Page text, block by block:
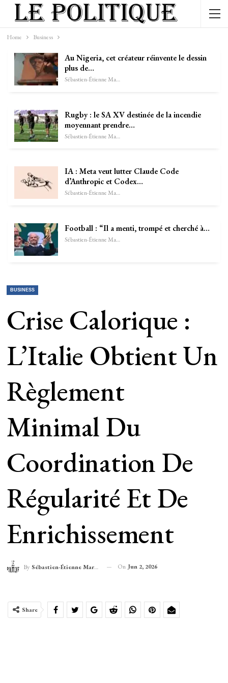
Home Business
Au Nigeria, cet créateur réinvente le dessin
plus de…
Sébastien-Étienne Marechal
Rugby : le SA XV destinée de la incendie
moyennant prendre…
Sébastien-Étienne Marechal
IA : Meta veut lutter Claude Code
d’Anthropic et Codex…
Sébastien-Étienne Marechal
Football : “Il a menti, trompé et cherché à…
Sébastien-Étienne Marechal
BUSINESS
Crise Calorique :
L’Italie Obtient Un
Règlement
Minimal Du
Coordination De
Régularité Et De
Enrichissement
By Sébastien-Étienne Marechal On Jun 2, 2026
Share